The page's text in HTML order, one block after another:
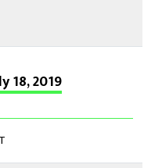
18, 2019